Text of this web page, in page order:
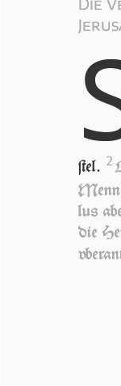
ſtel.2
lus
die